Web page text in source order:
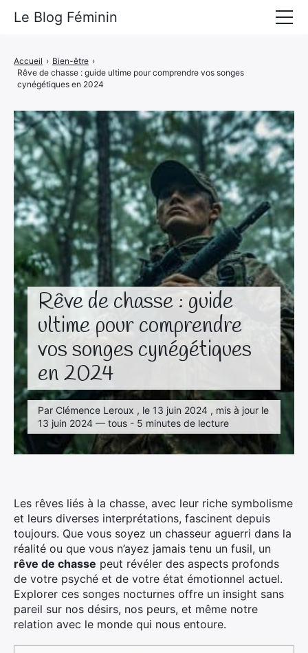
Rêve de chasse : guide
ultime pour comprendre
vos songes cynégétiques
en 2024
Par Clémence Leroux , le 13 juin 2024 , mis à jour le
13 juin 2024 — tous - 5 minutes de lecture
Accueil › Bien-être ›
Rêve de chasse : guide ultime pour comprendre vos songes
cynégétiques en 2024
Les rêves liés à la chasse, avec leur riche symbolisme
et leurs diverses interprétations, fascinent depuis
toujours. Que vous soyez un chasseur aguerri dans la
réalité ou que vous n’ayez jamais tenu un fusil, un
rêve de chasse peut révéler des aspects profonds
de votre psyché et de votre état émotionnel actuel.
Explorer ces songes nocturnes offre un insight sans
pareil sur nos désirs, nos peurs, et même notre
relation avec le monde qui nous entoure.
Le Blog Féminin
Alimentation
Mode
Beauté
Bien-être
Voyages
Déco & Maison
Amour